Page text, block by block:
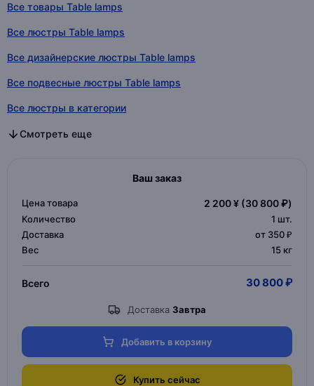
Все товары Table lamps
Все люстры Table lamps
Все дизайнерские люстры Table lamps
Все подвесные люстры Table lamps
Все люстры в категории
Все дизайнерские люстры в категории
Все подвесные люстры в категории
Смотреть еще
Ваш заказ
Цена товара 2 200 ¥ (30 800 ₽)
Количество 1 шт.
Доставка
от 350 ₽
Вес
15 кг
Всего 30 800 ₽
Доставка Завтра
Добавить в корзину
Купить сейчас